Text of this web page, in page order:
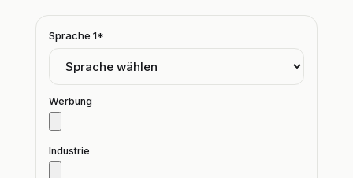
Sprache 1*
Werbung
Industrie